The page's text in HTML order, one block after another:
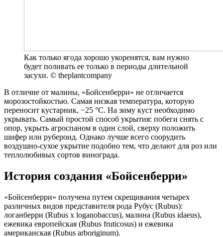
Как только ягода хорошо укоренятся, вам нужно
будет поливать ее только в периоды длительной
засухи. © theplantcompany
В отличие от малины, «Бойсенберри» не отличается
морозостойкостью. Самая низкая температура, которую
переносит кустарник, −25 °С. На зиму куст необходимо
укрывать. Самый простой способ укрытия: побеги снять с
опор, укрыть агроспаном в один слой, сверху положить
шифер или рубероид. Однако лучше всего соорудить
воздушно-сухое укрытие подобно тем, что делают для роз или
теплолюбивых сортов винограда.
История создания «Бойсенберри»
«Бойсенберри» получена путем скрещивания четырех
различных видов представителя рода Рубус (Rubus):
логанберри (Rubus x loganobaccus), малина (Rubus idaeus),
ежевика европейская (Rubus fruticosus) и ежевика
американская (Rubus arboriginum).